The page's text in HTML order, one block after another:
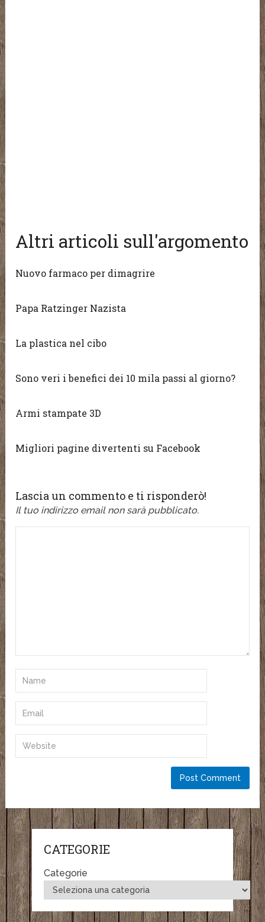
Altri articoli sull'argomento
Nuovo farmaco per dimagrire
Papa Ratzinger Nazista
La plastica nel cibo
Sono veri i benefici dei 10 mila passi al giorno?
Armi stampate 3D
Migliori pagine divertenti su Facebook
Lascia un commento e ti risponderò!
Il tuo indirizzo email non sarà pubblicato.
CATEGORIE
Categorie